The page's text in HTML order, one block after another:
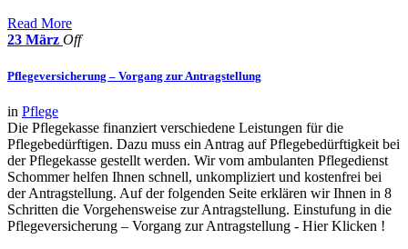
Read More
23 März Off
Pflegeversicherung – Vorgang zur Antragstellung
in Pflege
Die Pflegekasse finanziert verschiedene Leistungen für die
Pflegebedürftigen. Dazu muss ein Antrag auf Pflegebedürftigkeit bei
der Pflegekasse gestellt werden. Wir vom ambulanten Pflegedienst
Schommer helfen Ihnen schnell, unkompliziert und kostenfrei bei
der Antragstellung. Auf der folgenden Seite erklären wir Ihnen in 8
Schritten die Vorgehensweise zur Antragstellung. Einstufung in die
Pflegeversicherung – Vorgang zur Antragstellung - Hier Klicken !